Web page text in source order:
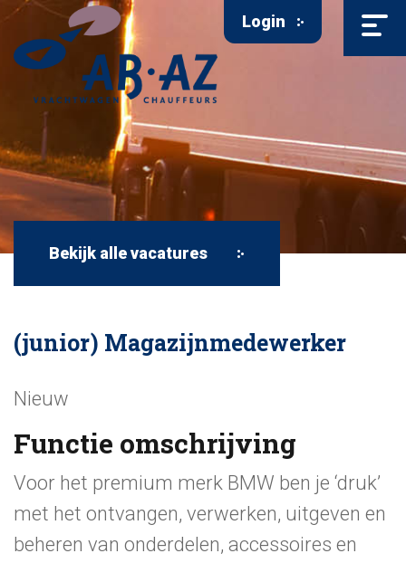
Login
Bekijk alle vacatures
(junior) Magazijnmedewerker
Nieuw
Functie omschrijving
Voor het premium merk BMW ben je ‘druk’
met het ontvangen, verwerken, uitgeven en
beheren van onderdelen, accessoires en